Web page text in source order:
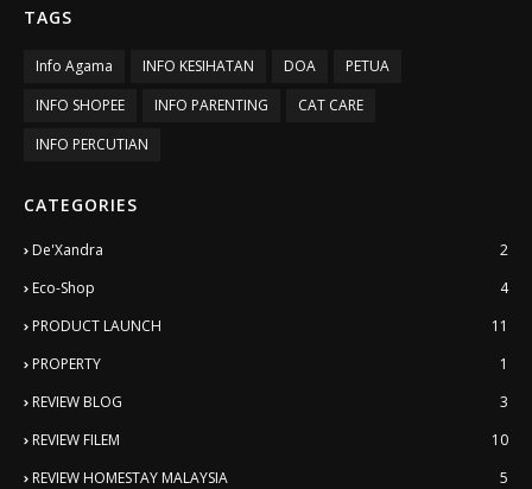
TAGS
Info Agama INFO KESIHATAN DOA
PETUA
INFO SHOPEE
INFO PARENTING
CAT CARE
INFO PERCUTIAN
CATEGORIES
De'Xandra
2
Eco-Shop
4
PRODUCT LAUNCH
11
PROPERTY
1
REVIEW BLOG
3
REVIEW FILEM
10
REVIEW HOMESTAY MALAYSIA
5